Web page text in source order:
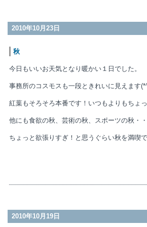
2010年10月23日
秋
今日もいいお天気となり暖かい１日でした。
事務所のコスモスも一段ときれいに見えます
紅葉もそろそろ本番です！いつもよりもちょ
他にも食欲の秋、芸術の秋、スポーツの秋・
ちょっと欲張りすぎ！と思うぐらい秋を満喫
2010年10月19日